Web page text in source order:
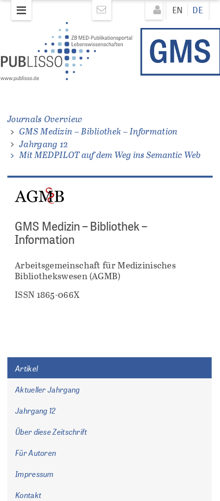
Direkt
zum
Direkt
zum
EN DE
Journals Overview
GMS Medizin – Bibliothek – Information
Jahrgang 12
Mit MEDPILOT auf dem Weg ins Semantic Web
GMS Medizin – Bibliothek –
Information
Arbeitsgemeinschaft für Medizinisches
Bibliothekswesen (AGMB)
ISSN 1865-066X
Artikel
Aktueller Jahrgang
Jahrgang 12
Über diese Zeitschrift
Für Autoren
Impressum
Kontakt